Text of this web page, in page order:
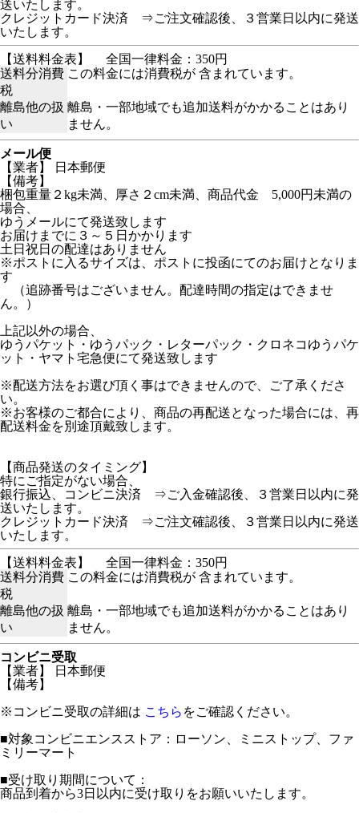
送いたします。
クレジットカード決済 ⇒ご注文確認後、３営業日以内に発送
いたします。
【送料料金表】
全国一律料金：350円
送料分消費
税
この料金には消費税が 含まれています。
離島他の扱
い
離島・一部地域でも追加送料がかかることはあり
ません。
メール便
【業者】 日本郵便
【備考】
梱包重量２kg未満、厚さ２cm未満、商品代金 5,000円未満の
場合、
ゆうメールにて発送致します
お届けまでに３～５日かかります
土日祝日の配達はありません
※ポストに入るサイズは、ポストに投函にてのお届けとなりま
す
（追跡番号はございません。配達時間の指定はできませ
ん。）
上記以外の場合、
ゆうパケット・ゆうパック・レターパック・クロネコゆうパケ
ット・ヤマト宅急便にて発送致します
※配送方法をお選び頂く事はできませんので、ご了承くださ
い。
※お客様のご都合により、商品の再配送となった場合には、再
配送料金を別途頂戴致します。
【商品発送のタイミング】
特にご指定がない場合、
銀行振込、コンビニ決済 ⇒ご入金確認後、３営業日以内に発
送いたします。
クレジットカード決済 ⇒ご注文確認後、３営業日以内に発送
いたします。
【送料料金表】
全国一律料金：350円
送料分消費
税
この料金には消費税が 含まれています。
離島他の扱
い
離島・一部地域でも追加送料がかかることはあり
ません。
コンビニ受取
【業者】 日本郵便
【備考】
※コンビニ受取の詳細は こちら をご確認ください。
■対象コンビニエンスストア：ローソン、ミニストップ、ファ
ミリーマート
■受け取り期間について：
商品到着から3日以内に受け取りをお願いいたします。